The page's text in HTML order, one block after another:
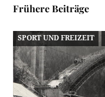
Frühere Beiträge
SPORT UND FREIZEIT